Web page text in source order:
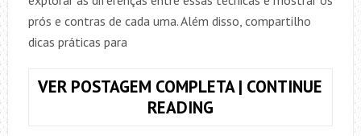
prós e contras de cada uma. Além disso, compartilho
dicas práticas para
VER POSTAGEM COMPLETA | CONTINUE
READINGQUAL